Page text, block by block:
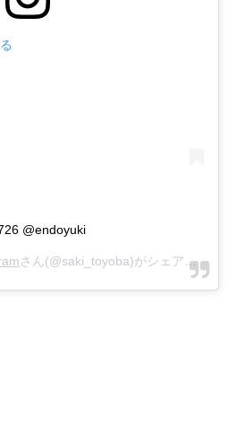
@endoyuki
さん(@saki_toyoba)がシェアした投稿 -